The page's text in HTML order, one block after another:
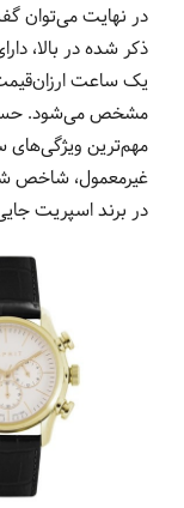
در نهایت می‌توان
ذکر شده در بالا،
یک ساعت
مشخص می‌شود. حس
مهم‌ترین
غیرمعمول، شاخص
در برند اسپریت